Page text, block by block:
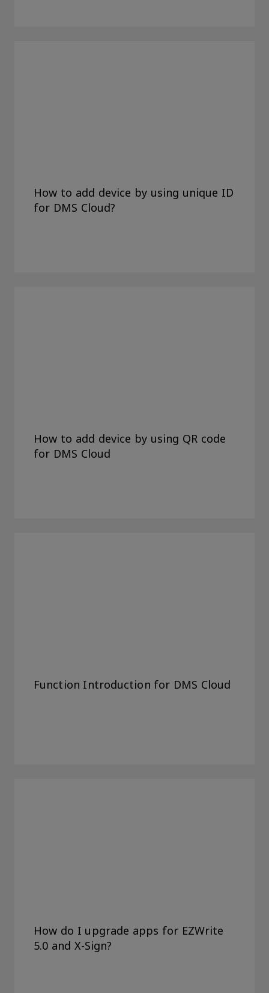
How to add device by using unique ID
for DMS Cloud?
How to add device by using QR code
for DMS Cloud
Function Introduction for DMS Cloud
How do I upgrade apps for EZWrite
5.0 and X-Sign?